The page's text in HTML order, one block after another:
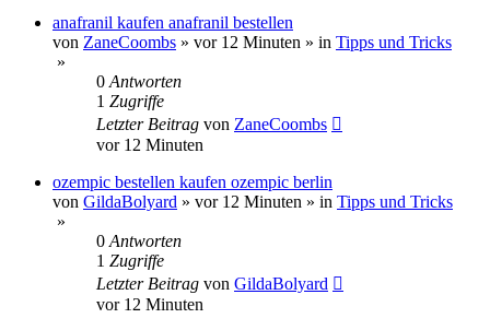
anafranil kaufen anafranil bestellen
von ZaneCoombs » vor 12 Minuten » in Tipps und Tricks
»
0 Antworten
1 Zugriffe
Letzter Beitrag von ZaneCoombs
vor 12 Minuten
ozempic bestellen kaufen ozempic berlin
von GildaBolyard » vor 12 Minuten » in Tipps und Tricks
»
0 Antworten
1 Zugriffe
Letzter Beitrag von GildaBolyard
vor 12 Minuten